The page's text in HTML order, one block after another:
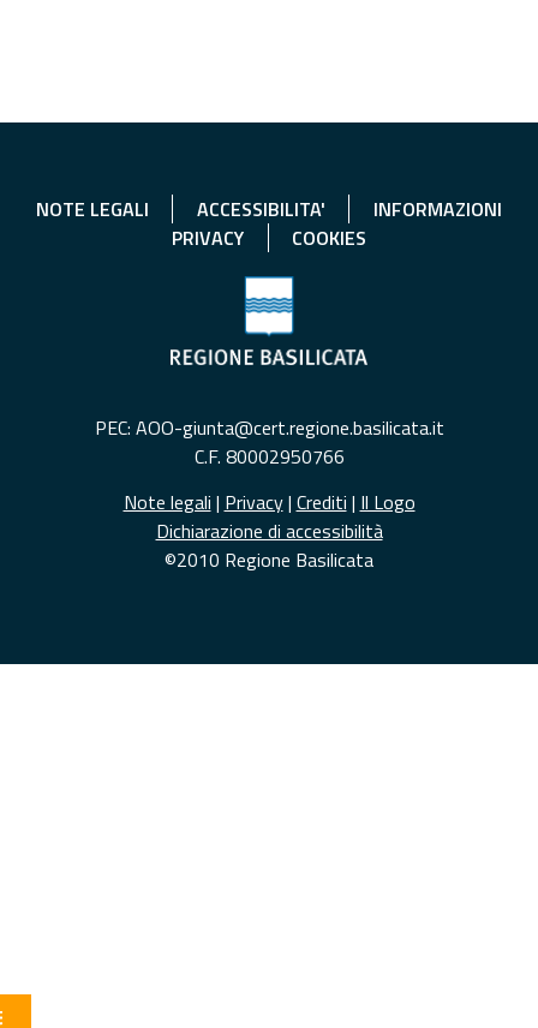
NOTE LEGALI ACCESSIBILITA'
INFORMAZIONI
PRIVACY
COOKIES
PEC: AOO-giunta@cert.regione.basilicata.it
C.F. 80002950766
Note legali | Privacy| Crediti | Il Logo
Dichiarazione di accessibilità
©2010 Regione Basilicata